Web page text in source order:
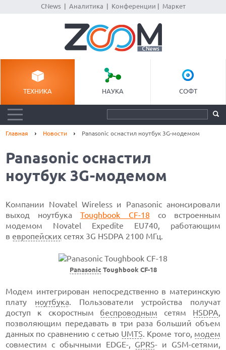
CNews| Аналитика Конференции Маркет
ТЕХНИКА НАУКА СОФТ
Главная Новости Panasonic оснастил ноутбук 3G-модемом
Panasonic оснастил
ноутбук 3G-модемом
Компании Novatel Wireless и Panasonic анонсировали
выход ноутбукаToughbook CF-18 со встроенным
модемом Novatel Expedite EU740, работающим
в европейских сетях 3G HSDPA 2100 МГц.
Panasonic Toughbook CF-18
Модем интегрирован непосредственно в материнскую
плату ноутбука. Пользователи устройства получат
доступ к скоростным беспроводным сетям HSDPA,
позволяющим передавать в три раза больший объем
данных по сравнению с сетью UMTS. Кроме того, модем
совместим с обычными EDGE-, GPRS- и GSM-сетями,